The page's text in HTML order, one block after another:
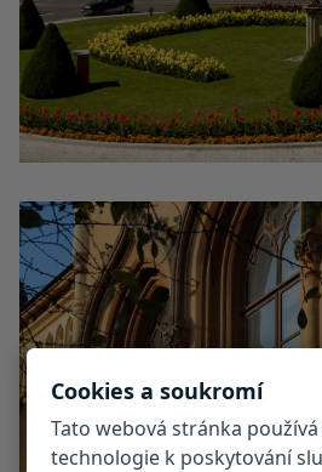
Cookies a soukromí
Tato webová stránka
technologie k poskytování